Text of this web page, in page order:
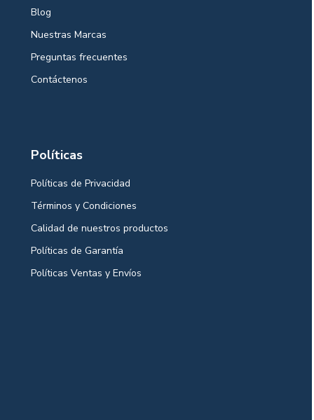
Blog
Nuestras Marcas
Preguntas frecuentes
Contáctenos
Políticas
Políticas de Privacidad
Términos y Condiciones
Calidad de nuestros productos
Políticas de Garantía
Políticas Ventas y Envíos